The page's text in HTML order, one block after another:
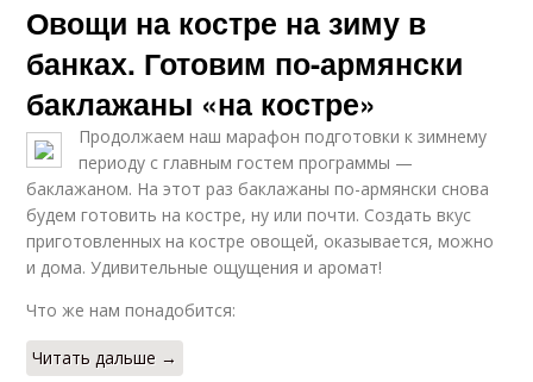
Овощи на костре на зиму в
банках. Готовим по-армянски
баклажаны «на костре»
Продолжаем наш марафон подготовки к зимнему
периоду с главным гостем программы —
баклажаном. На этот раз баклажаны по-армянски снова
будем готовить на костре, ну или почти. Создать вкус
приготовленных на костре овощей, оказывается, можно
и дома. Удивительные ощущения и аромат!
Что же нам понадобится:
Читать дальше →